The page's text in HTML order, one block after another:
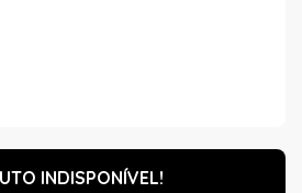
INDISPONÍVEL!